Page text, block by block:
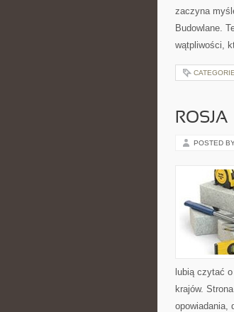
zaczyna
Budowlane.
wątpliwości,
ROSJA
POSTED
lubią czytać
krajów.
opowiadania,